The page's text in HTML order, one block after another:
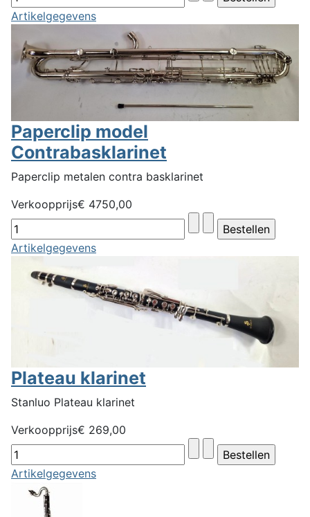
Artikelgegevens
Paperclip model
Contrabasklarinet
Paperclip metalen contra basklarinet
Verkoopprijs€ 4750,00
Artikelgegevens
Plateau klarinet
Stanluo Plateau klarinet
Verkoopprijs€ 269,00
Artikelgegevens